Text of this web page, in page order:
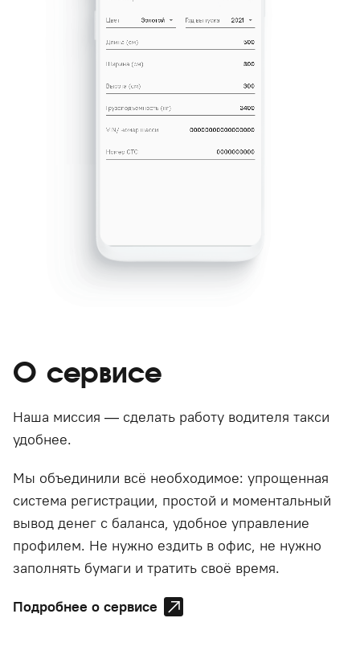
О сервисе
Наша миссия — сделать работу водителя такси
удобнее.
Мы объединили всё необходимое: упрощенная
система регистрации, простой и моментальный
вывод денег с баланса, удобное управление
профилем. Не нужно ездить в офис, не нужно
заполнять бумаги и тратить своё время.
Подробнее о сервисе